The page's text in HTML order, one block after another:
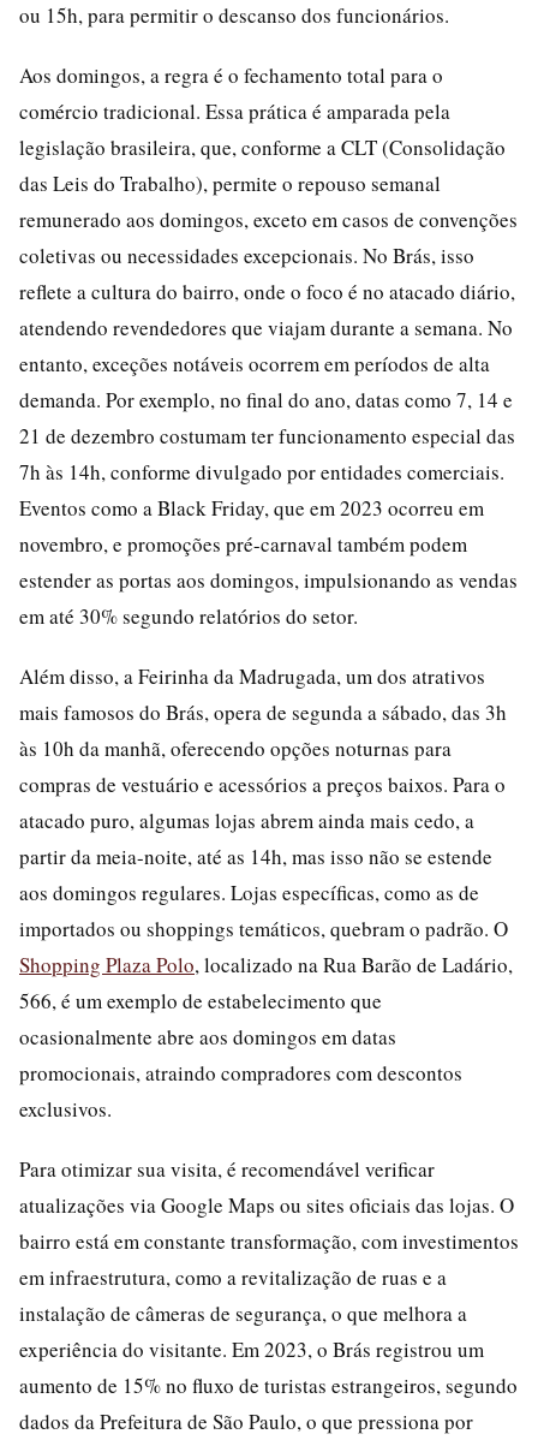
ou 15h, para permitir o descanso dos funcionários.
Aos domingos, a regra é o fechamento total para o
comércio tradicional. Essa prática é amparada pela
legislação brasileira, que, conforme a CLT (Consolidação
das Leis do Trabalho), permite o repouso semanal
remunerado aos domingos, exceto em casos de convenções
coletivas ou necessidades excepcionais. No Brás, isso
reflete a cultura do bairro, onde o foco é no atacado diário,
atendendo revendedores que viajam durante a semana. No
entanto, exceções notáveis ocorrem em períodos de alta
demanda. Por exemplo, no final do ano, datas como 7, 14 e
21 de dezembro costumam ter funcionamento especial das
7h às 14h, conforme divulgado por entidades comerciais.
Eventos como a Black Friday, que em 2023 ocorreu em
novembro, e promoções pré-carnaval também podem
estender as portas aos domingos, impulsionando as vendas
em até 30% segundo relatórios do setor.
Além disso, a Feirinha da Madrugada, um dos atrativos
mais famosos do Brás, opera de segunda a sábado, das 3h
às 10h da manhã, oferecendo opções noturnas para
compras de vestuário e acessórios a preços baixos. Para o
atacado puro, algumas lojas abrem ainda mais cedo, a
partir da meia-noite, até as 14h, mas isso não se estende
aos domingos regulares. Lojas específicas, como as de
importados ou shoppings temáticos, quebram o padrão. O
Shopping Plaza Polo, localizado na Rua Barão de Ladário,
566, é um exemplo de estabelecimento que
ocasionalmente abre aos domingos em datas
promocionais, atraindo compradores com descontos
exclusivos.
Para otimizar sua visita, é recomendável verificar
atualizações via Google Maps ou sites oficiais das lojas. O
bairro está em constante transformação, com investimentos
em infraestrutura, como a revitalização de ruas e a
instalação de câmeras de segurança, o que melhora a
experiência do visitante. Em 2023, o Brás registrou um
aumento de 15% no fluxo de turistas estrangeiros, segundo
dados da Prefeitura de São Paulo, o que pressiona por